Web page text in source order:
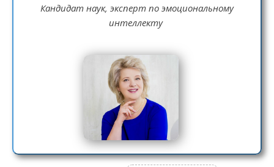
Кандидат наук, эксперт по эмоциональному
интеллекту